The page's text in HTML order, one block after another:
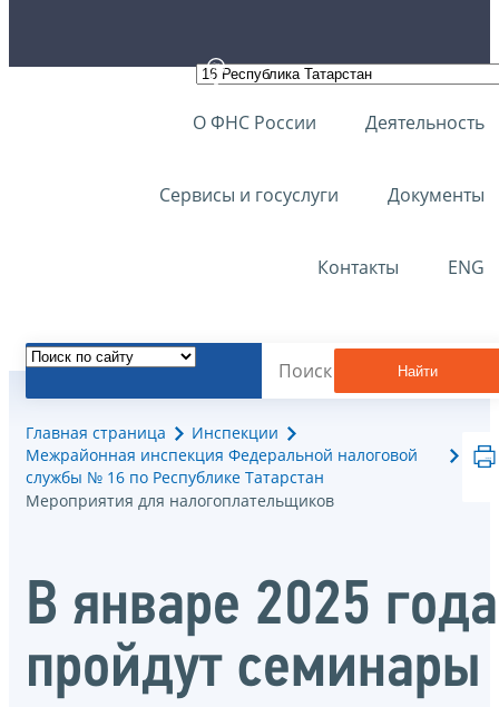
О ФНС России Деятельность
Сервисы и госуслуги Документы
Контакты ENG
Найти
Главная страница
Инспекции
Межрайонная инспекция Федеральной налоговой
службы № 16 по Республике Татарстан
Мероприятия для налогоплательщиков
В январе 2025 года
пройдут семинары